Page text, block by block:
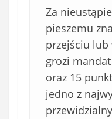
Za
pieszemu
przejściu lub
grozi
oraz 15
jedno z